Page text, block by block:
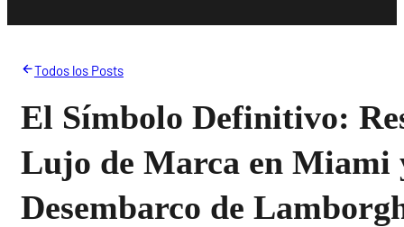
Todos los Posts
El Símbolo Definitivo:
Lujo de Marca en Miami
Desembarco de